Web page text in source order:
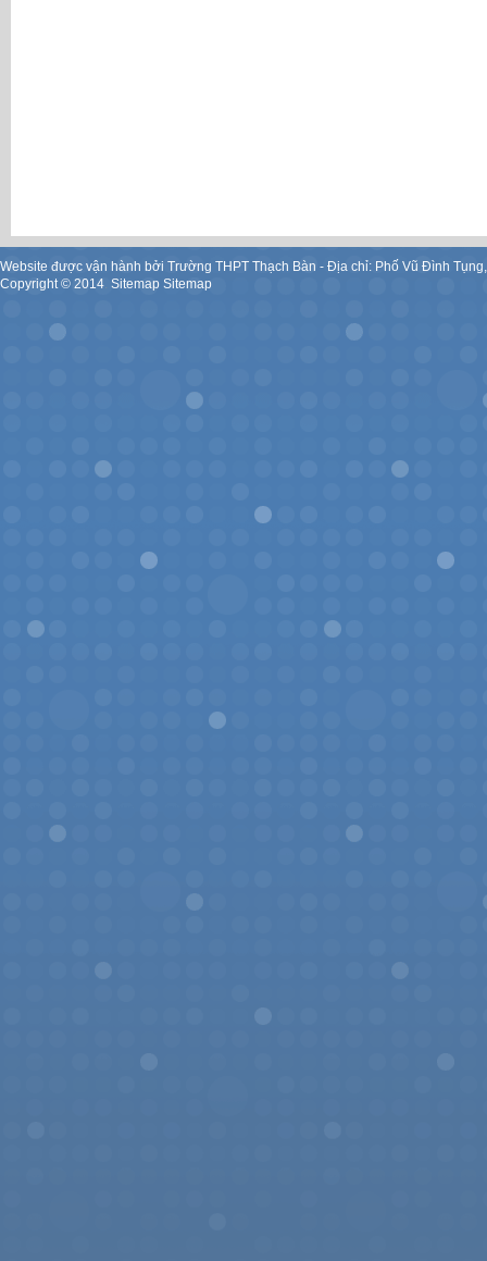
Website được vận hành bởi Trường THPT Thạch Bàn - Địa chỉ: Phố Vũ Đình
Copyright © 2014. Sitemap Sitemap